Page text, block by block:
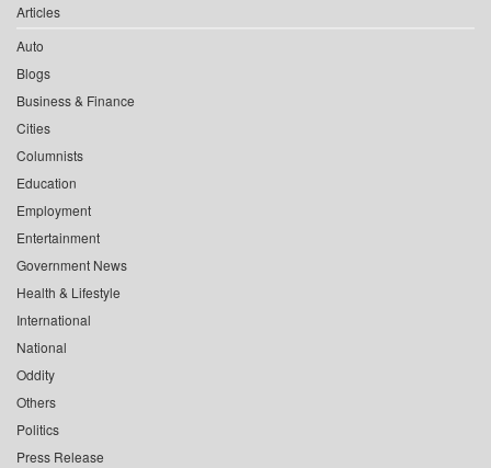
Articles
Auto
Blogs
Business & Finance
Cities
Columnists
Education
Employment
Entertainment
Government News
Health & Lifestyle
International
National
Oddity
Others
Politics
Press Release